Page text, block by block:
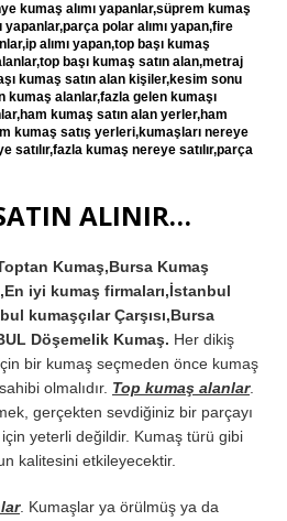
kumaş alımı yapanlar,süprem kumaş
yapanlar,parça polar alımı yapan,fire
alımı yapan,top başı kumaş
başı kumaş satın alan,metraj
kumaş satın alan kişiler,kesim sonu
kumaş alanlar,fazla gelen kumaşı
kumaş satın alan yerler,ham
kumaş satış yerleri,kumaşları nereye
satılır,fazla kumaş nereye satılır,parça
ALINIR…
Kumaş,Bursa Kumaş
iyi kumaş firmaları,İstanbul
kumaşçılar Çarşısı,Bursa
Döşemelik Kumaş. Her dikiş
bir kumaş seçmeden önce kumaş
olmalıdır. Top kumaş alanlar.
gerçekten sevdiğiniz bir parçayı
yeterli değildir. Kumaş türü gibi
kalitesini etkileyecektir.
. Kumaşlar ya örülmüş ya da